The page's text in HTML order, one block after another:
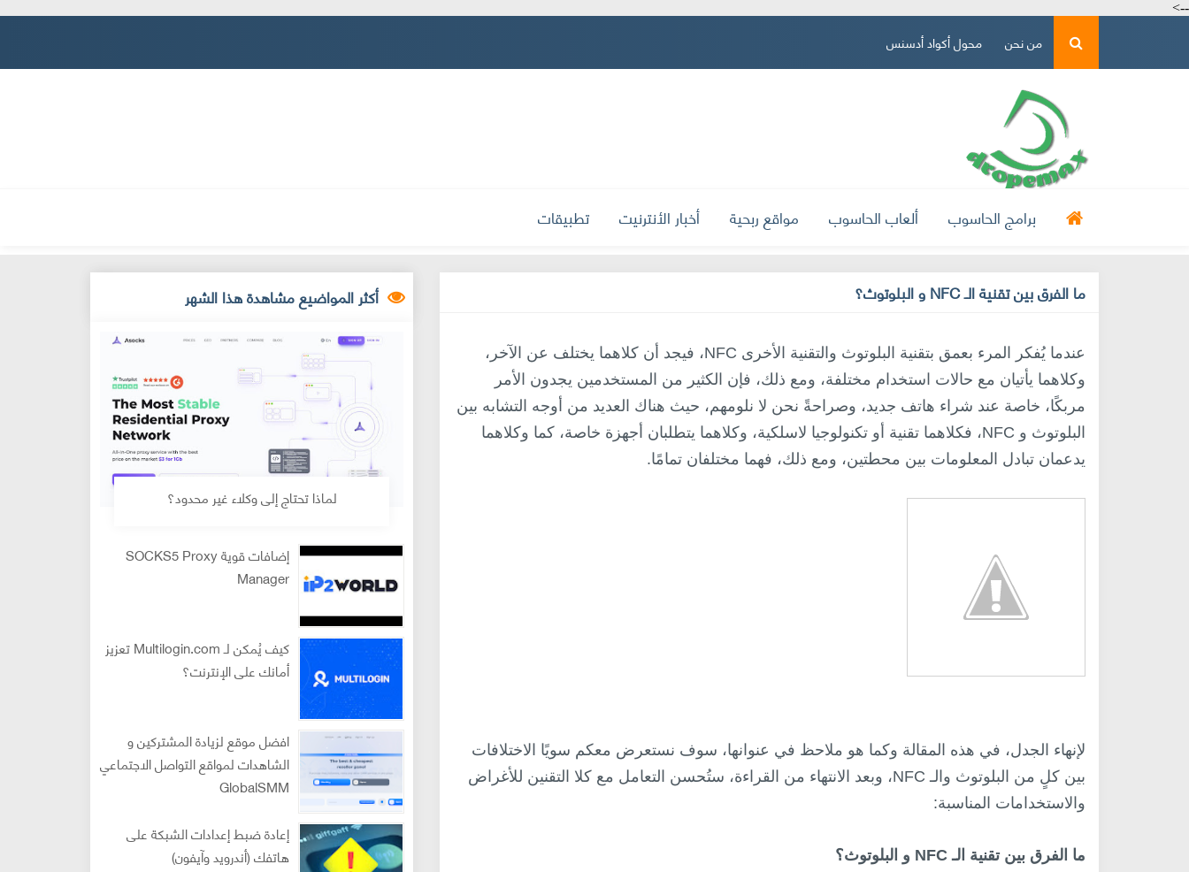
-->
من نحن محول أكواد أدسنس
برامج الحاسوب ألعاب الحاسوب مواقع ربحية أخبار الأنترنيت تطبيقات
ما الفرق بين تقنية الـ NFC و البلوتوث؟
عندما يُفكر المرء بعمق بتقنية البلوتوث والتقنية الأخرى NFC، فيجد أن كلاهما يختلف عن الآخر،
وكلاهما يأتيان مع حالات استخدام مختلفة، ومع ذلك، فإن الكثير من المستخدمين يجدون الأمر
مربكًا، خاصة عند شراء هاتف جديد، وصراحةً نحن لا نلومهم، حيث هناك العديد من أوجه التشابه بين
البلوتوث و NFC، فكلاهما تقنية أو تكنولوجيا لاسلكية، وكلاهما يتطلبان أجهزة خاصة، كما وكلاهما
يدعمان تبادل المعلومات بين محطتين، ومع ذلك، فهما مختلفان تمامًا.
لإنهاء الجدل، في هذه المقالة وكما هو ملاحظ في عنوانها، سوف نستعرض معكم سويًا الاختلافات
بين كلٍ من البلوتوث والـ NFC، وبعد الانتهاء من القراءة، ستُحسن التعامل مع كلا التقنين للأغراض
والاستخدامات المناسبة:
ما الفرق بين تقنية الـ NFC و البلوتوث؟
أكثر المواضيع مشاهدة هذا الشهر
لماذا تحتاج إلى وكلاء غير محدود؟
إضافات قوية SOCKS5 Proxy
Manager
كيف يُمكن لـ Multilogin.com تعزيز
أمانك على الإنترنت؟
افضل موقع لزيادة المشتركين و
الشاهدات لمواقع التواصل الاجتماعي
GlobalSMM
إعادة ضبط إعدادات الشبكة على
هاتفك (أندرويد وآيفون)